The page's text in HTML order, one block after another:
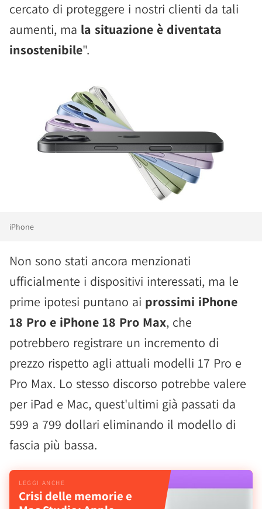
cercato di proteggere i nostri clienti da tali
aumenti, ma la situazione è diventata
insostenibile".
iPhone
Non sono stati ancora menzionati
ufficialmente i dispositivi interessati, ma le
prime ipotesi puntano ai prossimi iPhone
18 Pro e iPhone 18 Pro Max, che
potrebbero registrare un incremento di
prezzo rispetto agli attuali modelli 17 Pro e
Pro Max. Lo stesso discorso potrebbe valere
per iPad e Mac, quest'ultimi già passati da
599 a 799 dollari eliminando il modello di
fascia più bassa.
Crisi delle memorie e